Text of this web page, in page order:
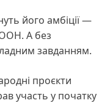
його амбіції —
А без
завданням.
проєкти
участь у початку